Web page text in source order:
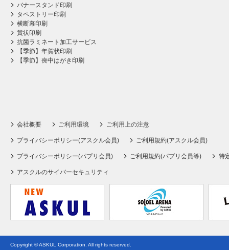
バナースタンド印刷
タペストリー印刷
横断幕印刷
賞状印刷
抗菌ラミネート加工サービス
【季節】年賀状印刷
【季節】喪中はがき印刷
会社概要 ご利用環境 ご利用上の注意
プライバシーポリシー(アスクル会員) ご利用規約(アスクル会員)
プライバシーポリシー(パプリ会員) ご利用規約(パプリ会員等) 特
アスクルのサイバーセキュリティ
Copyright © ASKUL Corporation. All rights reserved.